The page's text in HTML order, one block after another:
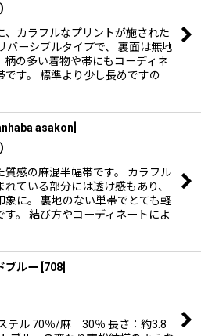
、カラフルなプリントが施された
バーシブルタイプで、 裏面は無地
柄の多い着物や帯にもコーディネ
です。 標準より少し長めですの
asakon
質感の麻混半幅帯です。 カラフル
れている部分には透け感もあり、
象に。 裏地のない単帯でとても軽
す。 結び方やコーディネートによ
ルー 708
テル 70％/麻 30％ 長さ：約3.8